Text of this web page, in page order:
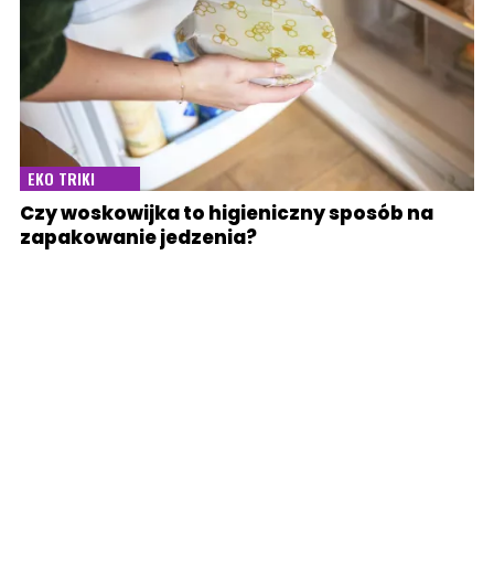
EKO TRIKI
Czy woskowijka to higieniczny sposób na
zapakowanie jedzenia?